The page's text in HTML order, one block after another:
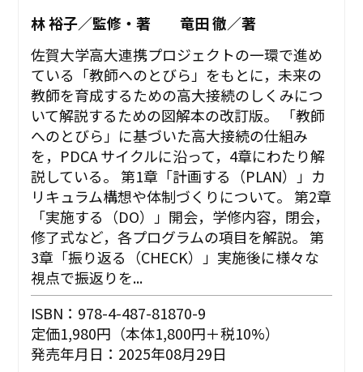
林 裕子／監修・著 竜田 徹／著
佐賀大学高大連携プロジェクトの一環で進め
ている「教師へのとびら」をもとに，未来の
教師を育成するための高大接続のしくみにつ
いて解説するための図解本の改訂版。 「教師
へのとびら」に基づいた高大接続の仕組み
を，PDCA サイクルに沿って，4章にわたり解
説している。 第1章「計画する（PLAN）」カ
リキュラム構想や体制づくりについて。 第2章
「実施する（DO）」開会，学修内容，閉会，
修了式など，各プログラムの項目を解説。 第
3章「振り返る（CHECK）」実施後に様々な
視点で振返りを...
ISBN：978-4-487-81870-9
定価1,980円（本体1,800円＋税10%）
発売年月日：2025年08月29日